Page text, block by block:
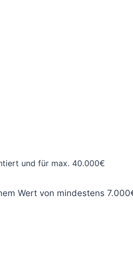
und für max. 40.000€
Wert von mindestens